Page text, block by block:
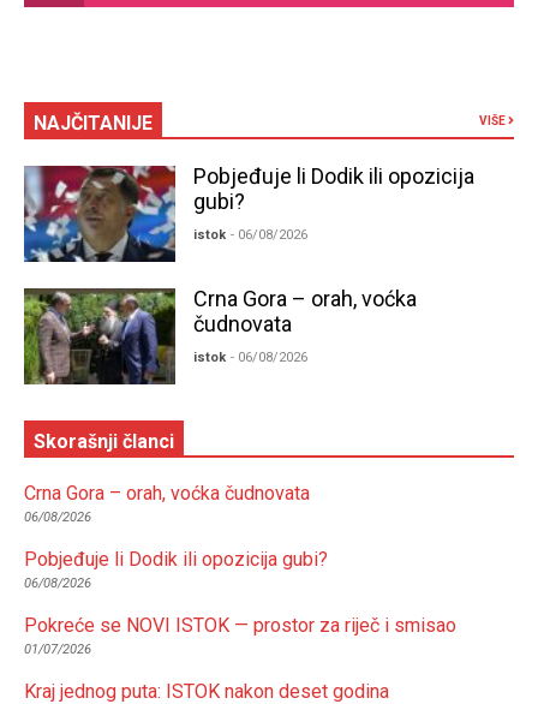
NAJČITANIJE VIŠE
Pobjeđuje li Dodik ili opozicija
gubi?
istok - 06/08/2026
Crna Gora – orah, voćka
čudnovata
istok - 06/08/2026
Skorašnji članci
Crna Gora – orah, voćka čudnovata
06/08/2026
Pobjeđuje li Dodik ili opozicija gubi?
06/08/2026
Pokreće se NOVI ISTOK — prostor za riječ i smisao
01/07/2026
Kraj jednog puta: ISTOK nakon deset godina